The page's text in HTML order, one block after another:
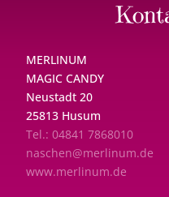
MERLINUM
MAGIC CANDY
Neustadt 20
25813 Husum
Tel.: 04841 7868010
naschen@merlinum.de
www.merlinum.de